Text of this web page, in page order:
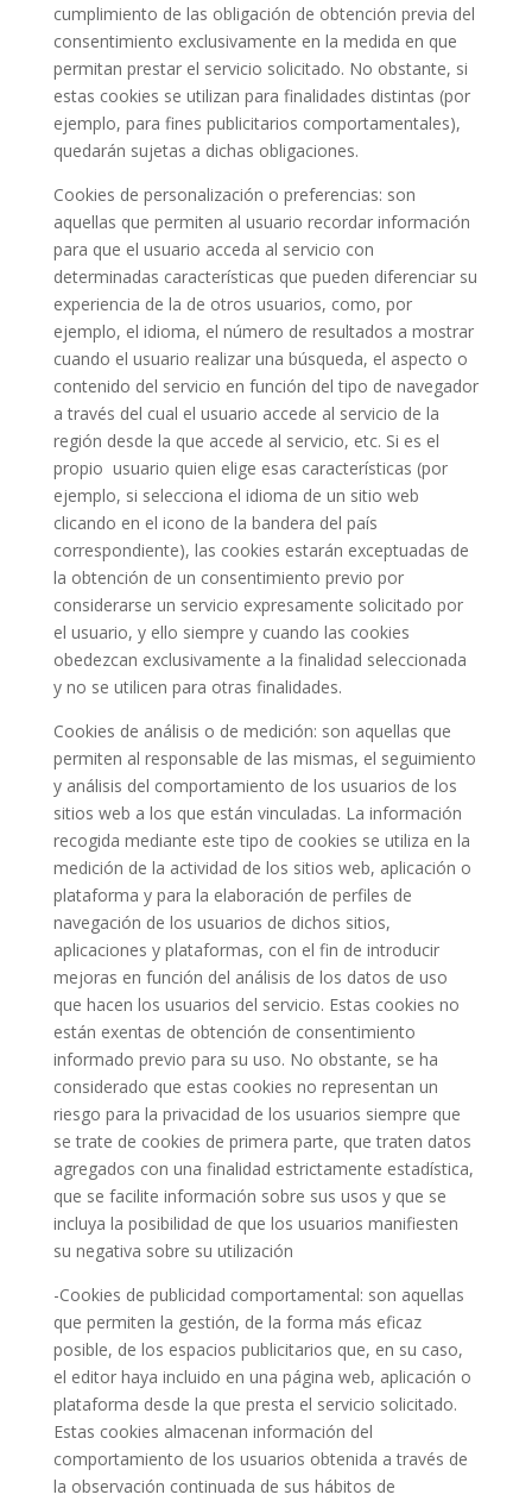
cumplimiento de las obligación de obtención previa del
consentimiento exclusivamente en la medida en que
permitan prestar el servicio solicitado. No obstante, si
estas cookies se utilizan para finalidades distintas (por
ejemplo, para fines publicitarios comportamentales),
quedarán sujetas a dichas obligaciones.
Cookies de personalización o preferencias: son
aquellas que permiten al usuario recordar información
para que el usuario acceda al servicio con
determinadas características que pueden diferenciar su
experiencia de la de otros usuarios, como, por
ejemplo, el idioma, el número de resultados a mostrar
cuando el usuario realizar una búsqueda, el aspecto o
contenido del servicio en función del tipo de navegador
a través del cual el usuario accede al servicio de la
región desde la que accede al servicio, etc. Si es el
propio usuario quien elige esas características (por
ejemplo, si selecciona el idioma de un sitio web
clicando en el icono de la bandera del país
correspondiente), las cookies estarán exceptuadas de
la obtención de un consentimiento previo por
considerarse un servicio expresamente solicitado por
el usuario, y ello siempre y cuando las cookies
obedezcan exclusivamente a la finalidad seleccionada
y no se utilicen para otras finalidades.
Cookies de análisis o de medición: son aquellas que
permiten al responsable de las mismas, el seguimiento
y análisis del comportamiento de los usuarios de los
sitios web a los que están vinculadas. La información
recogida mediante este tipo de cookies se utiliza en la
medición de la actividad de los sitios web, aplicación o
plataforma y para la elaboración de perfiles de
navegación de los usuarios de dichos sitios,
aplicaciones y plataformas, con el fin de introducir
mejoras en función del análisis de los datos de uso
que hacen los usuarios del servicio. Estas cookies no
están exentas de obtención de consentimiento
informado previo para su uso. No obstante, se ha
considerado que estas cookies no representan un
riesgo para la privacidad de los usuarios siempre que
se trate de cookies de primera parte, que traten datos
agregados con una finalidad estrictamente estadística,
que se facilite información sobre sus usos y que se
incluya la posibilidad de que los usuarios manifiesten
su negativa sobre su utilización
-Cookies de publicidad comportamental: son aquellas
que permiten la gestión, de la forma más eficaz
posible, de los espacios publicitarios que, en su caso,
el editor haya incluido en una página web, aplicación o
plataforma desde la que presta el servicio solicitado.
Estas cookies almacenan información del
comportamiento de los usuarios obtenida a través de
la observación continuada de sus hábitos de